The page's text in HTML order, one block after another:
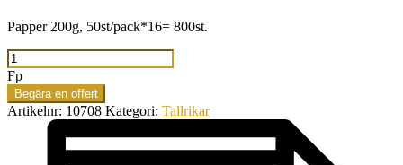
Papper 200g, 50st/pack*16= 800st.
Tallrik
22cm
Vit
800st
mängd
Fp
Begära en offert
Artikelnr: 10708 Kategori: Tallrikar